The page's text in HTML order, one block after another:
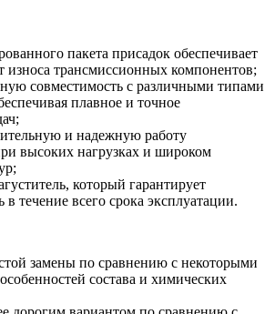
пакета присадок обеспечивает
трансмиссионных компонентов;
совместимость с различными типами
плавное и точное
и надежную работу
высоких нагрузках и широком
который гарантирует
в течение всего срока эксплуатации.
замены по сравнению с некоторыми
состава и химических